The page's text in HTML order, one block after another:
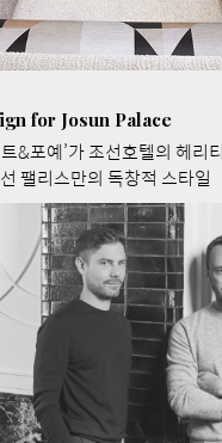
for Josun Palace
&포예’가 조선호텔의 헤리
팰리스만의 독창적 스타일